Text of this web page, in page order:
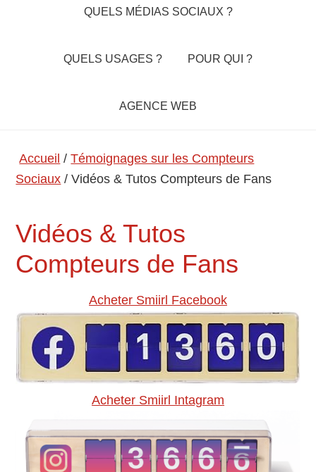
QUELS MÉDIAS SOCIAUX ?
QUELS USAGES ? POUR QUI ?
AGENCE WEB
Accueil / Témoignages sur les Compteurs
Sociaux / Vidéos & Tutos Compteurs de Fans
Vidéos & Tutos
Compteurs de Fans
Acheter Smiirl Facebook
Acheter Smiirl Intagram